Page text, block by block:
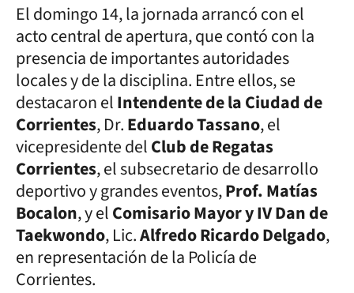
El domingo 14, la jornada arrancó con el
acto central de apertura, que contó con la
presencia de importantes autoridades
locales y de la disciplina. Entre ellos, se
destacaron elIntendente de la Ciudad de
Corrientes, Dr.Eduardo Tassano, el
vicepresidente delClub de Regatas
Corrientes, el subsecretario de desarrollo
deportivo y grandes eventos,Prof. Matías
Bocalon, y elComisario Mayor y IV Dan de
Taekwondo, Lic.Alfredo Ricardo Delgado,
en representación de la Policía de
Corrientes.